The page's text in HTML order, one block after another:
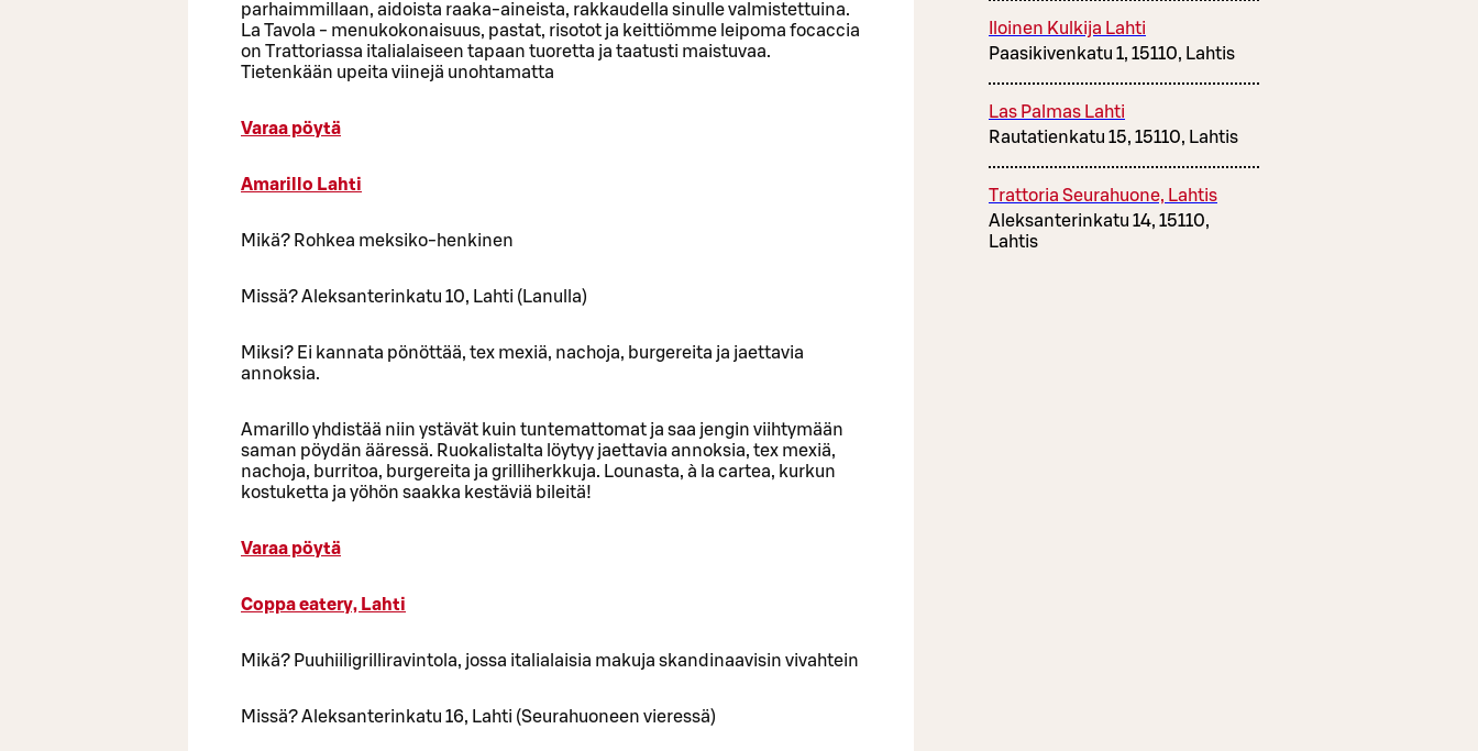
parhaimmillaan, aidoista raaka-aineista, rakkaudella sinulle valmistettuina.
La Tavola - menukokonaisuus, pastat, risotot ja keittiömme leipoma focaccia
on Trattoriassa italialaiseen tapaan tuoretta ja taatusti maistuvaa.
Tietenkään upeita viinejä unohtamatta
Varaa pöytä
Amarillo Lahti
Mikä? Rohkea meksiko-henkinen
Missä? Aleksanterinkatu 10, Lahti (Lanulla)
Miksi? Ei kannata pönöttää, tex mexiä, nachoja, burgereita ja jaettavia
annoksia.
Amarillo yhdistää niin ystävät kuin tuntemattomat ja saa jengin viihtymään
saman pöydän ääressä. Ruokalistalta löytyy jaettavia annoksia, tex mexiä,
nachoja, burritoa, burgereita ja grilliherkkuja. Lounasta, à la cartea, kurkun
kostuketta ja yöhön saakka kestäviä bileitä!
Varaa pöytä
Coppa eatery, Lahti
Mikä? Puuhiiligrilliravintola, jossa italialaisia makuja skandinaavisin vivahtein
Missä? Aleksanterinkatu 16, Lahti (Seurahuoneen vieressä)
Iloinen Kulkija Lahti
Paasikivenkatu 1, 15110, Lahtis
Las Palmas Lahti
Rautatienkatu 15, 15110, Lahtis
Trattoria Seurahuone, Lahtis
Aleksanterinkatu 14, 15110,
Lahtis